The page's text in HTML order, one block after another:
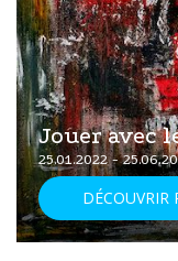
Jouer avec
25.01.2022 -
DÉCOUVRIR